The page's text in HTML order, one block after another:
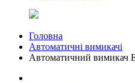
Головна
Автоматичні вимикачі
Автоматичний вимикач